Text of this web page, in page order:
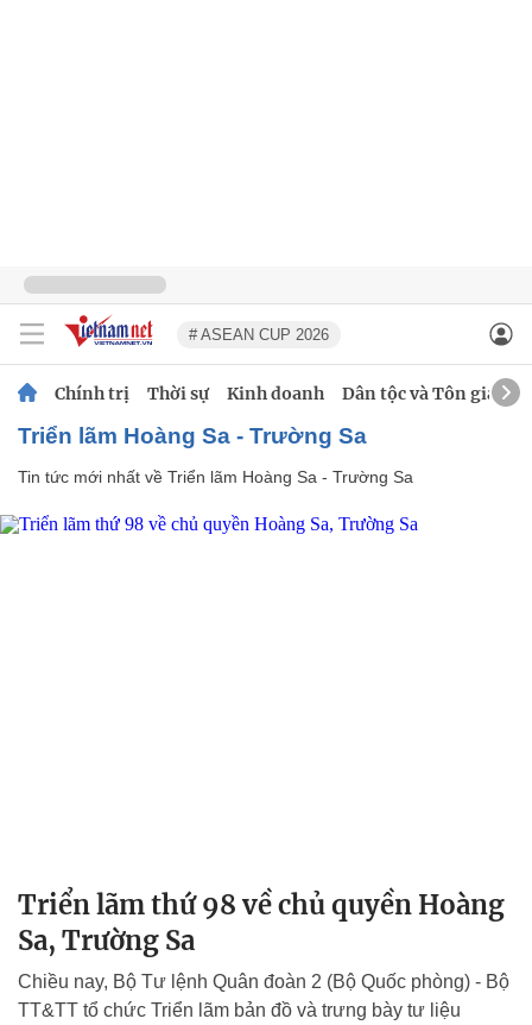
# ASEAN CUP 2026
Chính trị Thời sự Kinh doanh Dân tộc và Tôn giáo
Triển lãm Hoàng Sa - Trường Sa
Tin tức mới nhất về Triển lãm Hoàng Sa - Trường Sa
Triển lãm thứ 98 về chủ quyền Hoàng
Sa, Trường Sa
Chiều nay, Bộ Tư lệnh Quân đoàn 2 (Bộ Quốc phòng) - Bộ
TT&TT tổ chức Triển lãm bản đồ và trưng bày tư liệu